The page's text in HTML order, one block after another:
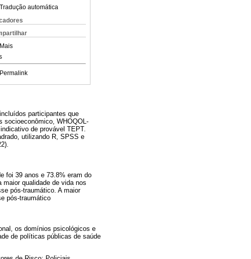
Tradução automática
Mais
Permalink
participantes que
socioeconômico, WHOQOL-
de provável TEPT.
utilizando R, SPSS e
foi 39 anos e 73.8% eram do
qualidade de vida nos
pós-traumático. A maior
pós-traumático
os domínios psicológicos e
de políticas públicas de saúde